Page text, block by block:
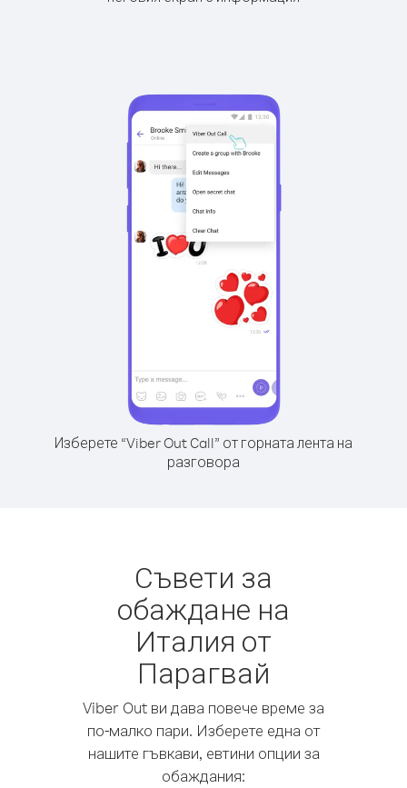
Изберете “Viber Out Call” от горната лента на
разговора
Съвети за
обаждане на
Италия от
Парагвай
Viber Out ви дава повече време за
по-малко пари. Изберете една от
нашите гъвкави, евтини опции за
обаждания: